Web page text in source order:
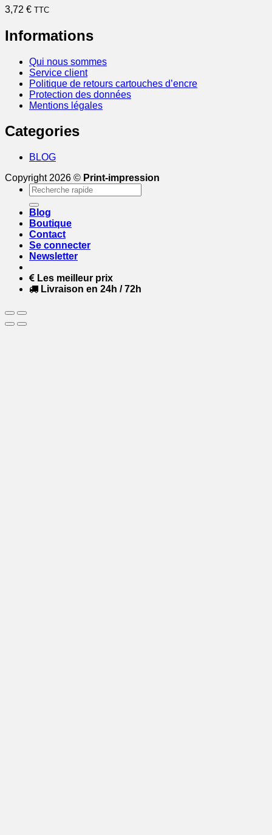
3,72 € TTC
Informations
Qui nous sommes
Service client
Politique de retours cartouches d’encre
Protection des données
Mentions légales
Categories
BLOG
Copyright 2026 © Print-impression
Recherche
pour :
Blog
Boutique
Contact
Se connecter
Newsletter
Les meilleur prix
Livraison en 24h / 72h